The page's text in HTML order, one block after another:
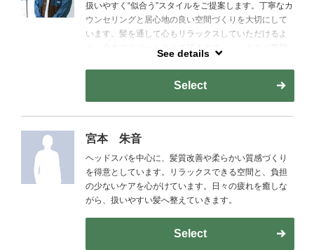
扱いやすく“似合う”スタイルをご提案します。丁寧なカ
ウンセリングと居心地の良い空間づくりを大切にして
います。髪を通して心もリラックスしていただけるよ
う、全力でサポートさせて頂きます。ヘッドスパ専門
See details
Select
宮本 朱音
ヘッドスパを中心に、髪質改善や柔らかい質感づくり
を得意としています。リラックスできる空間と、負担
の少ないケアを心がけています。日々の疲れを癒しな
がら、扱いやすい髪へ整えていきます。
Select